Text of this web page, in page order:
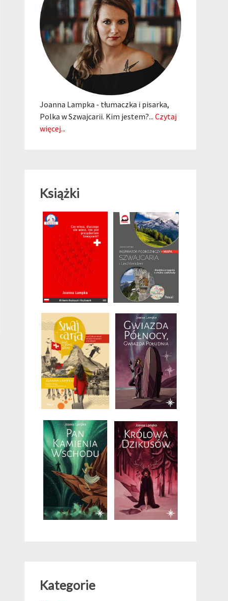
Joanna Lampka - tłumaczka i pisarka,
Polka w Szwajcarii. Kim jestem?... Czytaj
więcej...
Książki
Kategorie